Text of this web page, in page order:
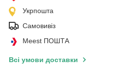
Укрпошта
Самовивіз
Meest ПОШТА
Всі умови доставки